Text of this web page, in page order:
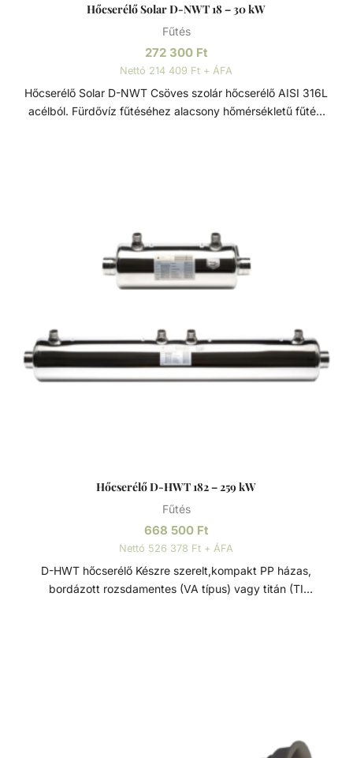
Hőcserélő Solar D-NWT 18 – 30 kW
Fűtés
272 300 Ft
Nettó 214 409 Ft + ÁFA
Hőcserélő Solar D-NWT Csöves szolár hőcserélő AISI 316L
acélból. Fürdővíz fűtéséhez alacsony hőmérsékletű fűtési
kikészítése garantálja. Ezek a hőcserélők maximális
energiahatékonyságot kínálnak minimális nyomásveszteség
mellett. Mint minden tekercscsöves hőcserélőt, ezeket is
közvetlenül a medence vízkörforgásába vagy a bypass
D-SHWT Hibrid hőcserélő rozsdamentes acélból. Fürdővíz
fűtéséhez kombinált fűtéssel - hibrid: napelemes- és
hőcserélős. A szokásos prémium minőségű kivitelezéssel és
gondossággal megmunkált víz/víz hőcserélő, széles körben
Tulajdonságai: - Rögzítéshez a rozsdamentes bilincs
medence oldal: 3 bar
Hőcserélő D-HWT 182 – 259 kW
Fűtés
668 500 Ft
Nettó 526 378 Ft + ÁFA
D-HWT hőcserélő Készre szerelt,kompakt PP házas,
bordázott rozsdamentes (VA típus) vagy titán (TI
mellett. Mint minden tekercscsöves hőcserélőt, ezeket is